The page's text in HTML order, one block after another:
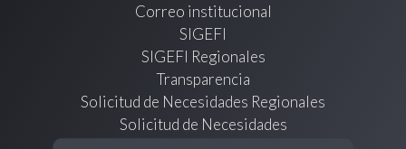
Correo institucional
SIGEFI
SIGEFI Regionales
Transparencia
Solicitud de Necesidades Regionales
Solicitud de Necesidades